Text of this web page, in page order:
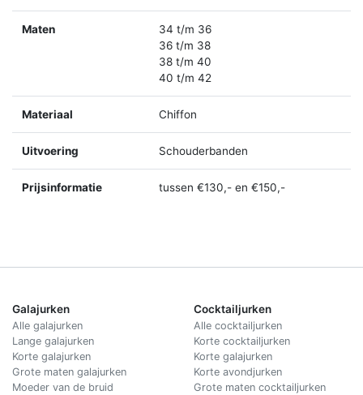
Maten
34 t/m 36
36 t/m 38
38 t/m 40
40 t/m 42
Materiaal Chiffon
Uitvoering Schouderbanden
Prijsinformatie tussen €130,- en €150,-
Galajurken
Alle galajurken
Lange galajurken
Korte galajurken
Grote maten galajurken
Moeder van de bruid
Cocktailjurken
Alle cocktailjurken
Korte cocktailjurken
Korte galajurken
Korte avondjurken
Grote maten cocktailjurken